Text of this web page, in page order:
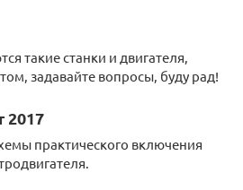
такие станки и двигателя,
задавайте вопросы, буду рад!
2017
практического включения